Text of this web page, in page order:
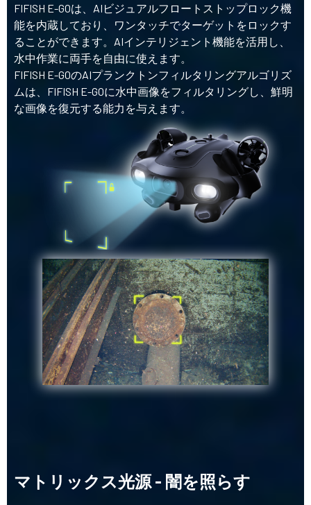
FIFISH E-GOは、AIビジュアルフロートストップロック機
能を内蔵しており、ワンタッチでターゲットをロックす
ることができます。AIインテリジェント機能を活用し、
水中作業に両手を自由に使えます。
FIFISH E-GOのAIプランクトンフィルタリングアルゴリズ
ムは、FIFISH E-GOに水中画像をフィルタリングし、鮮明
な画像を復元する能力を与えます。
マトリックス光源 - 闇を照らす